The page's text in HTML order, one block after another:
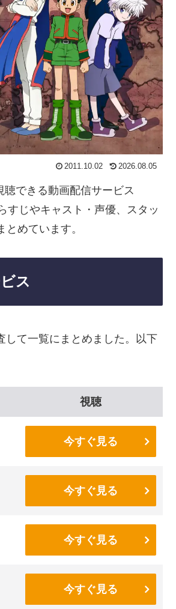
2011.10.02 2026.08.05
できる動画配信サービス
すじやキャスト・声優、スタッ
めています。
ス
して一覧にまとめました。以下
視聴
今すぐ見る
今すぐ見る
今すぐ見る
今すぐ見る